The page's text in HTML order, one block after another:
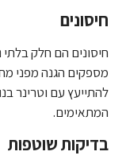
חיסונים
חיסונים הם חלק
מספקים הגנה מפני
להתייעץ עם וטרינר
המתאימים.
בדיקות שוטפות